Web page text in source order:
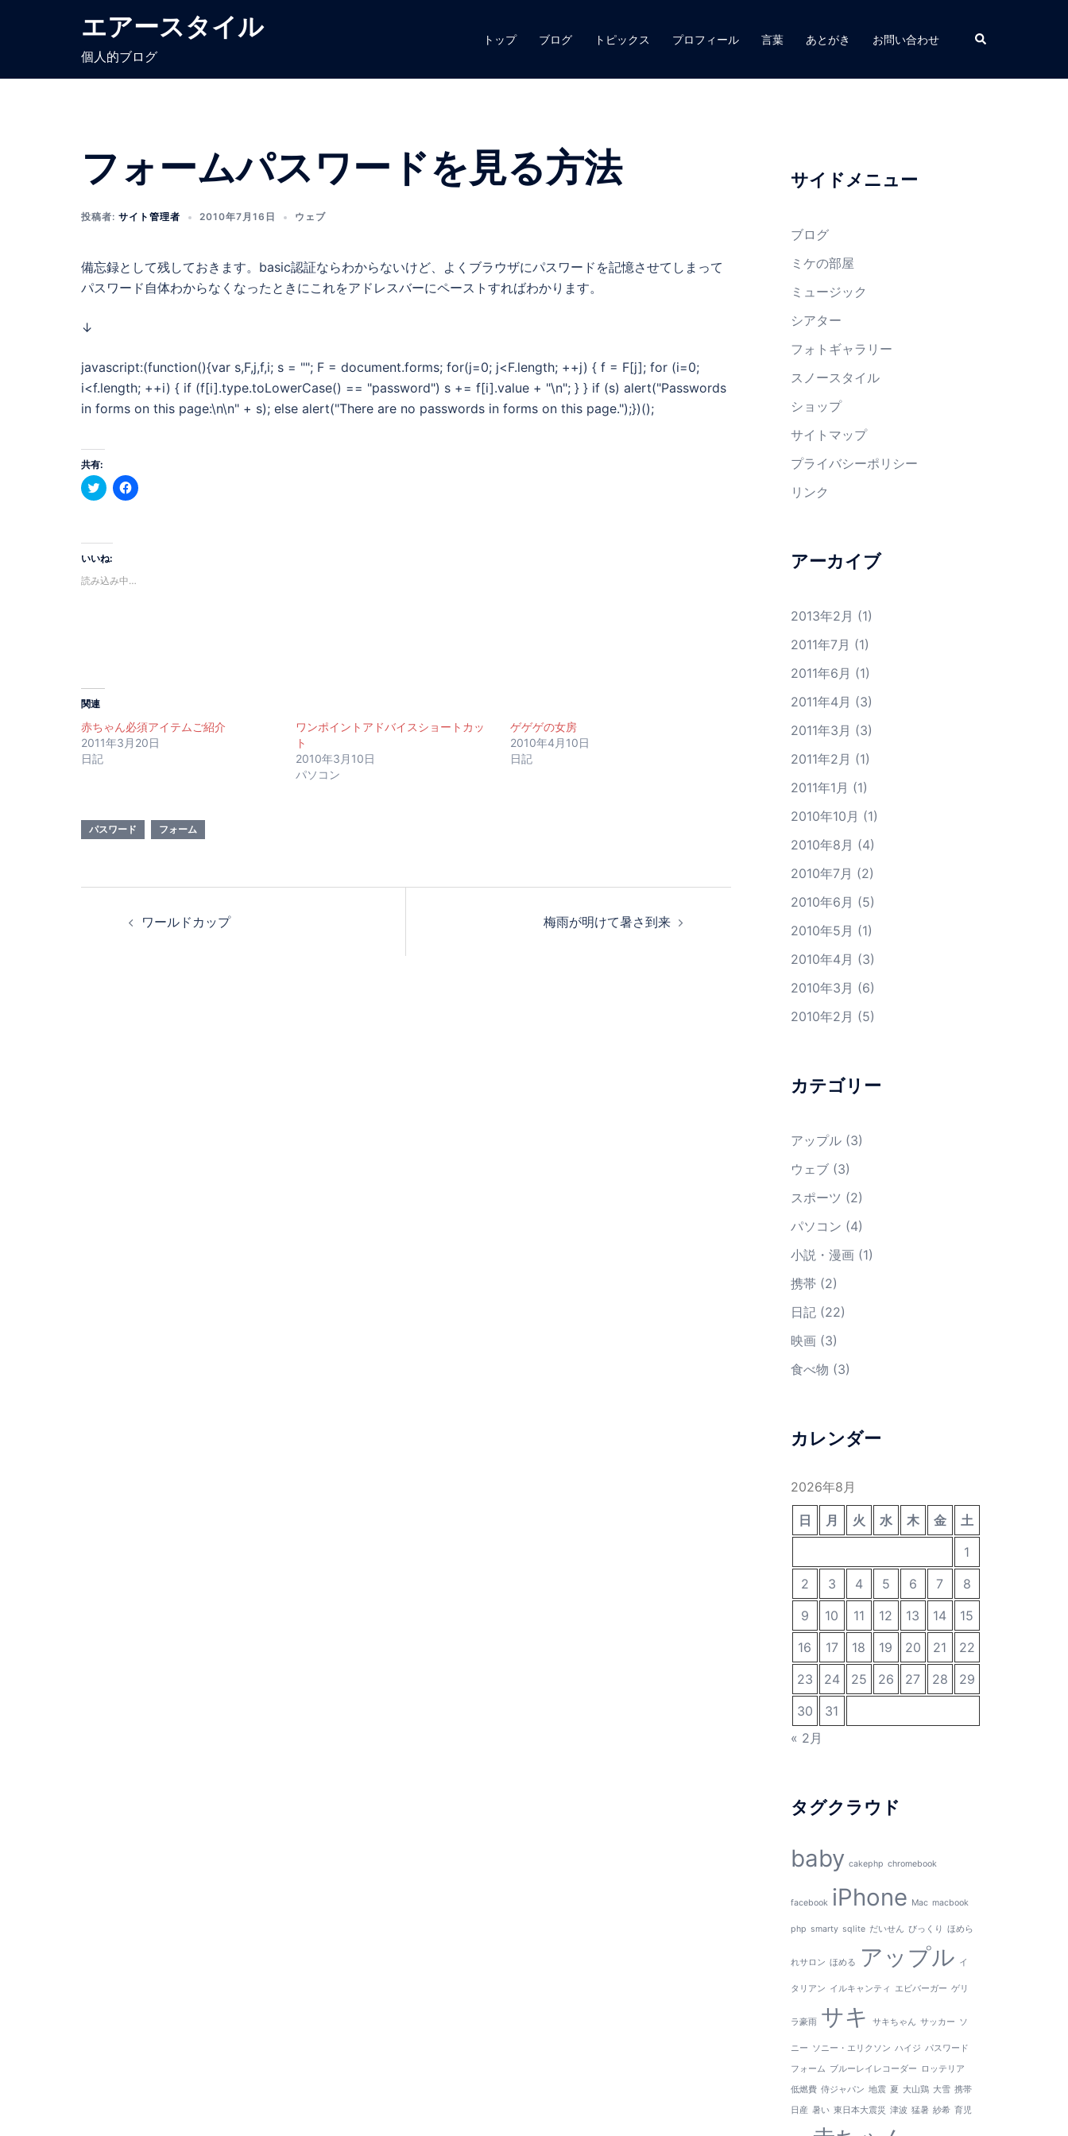
エアースタイル
個人的ブログ
トップ ブログ トピックス プロフィール 言葉 あとがき お問い合わせ
検
索
フォームパスワードを見る方法
投稿者: サイト管理者 2010年7月16日 ウェブ
備忘録として残しておきます。basic認証ならわからないけど、よくブラウザにパスワードを記憶させてしまって
パスワード自体わからなくなったときにこれをアドレスバーにペーストすればわかります。
↓
javascript:(function(){var s,F,j,f,i; s = ""; F = document.forms; for(j=0; j<F.length; ++j) { f = F[j]; for (i=0;
i<f.length; ++i) { if (f[i].type.toLowerCase() == "password") s += f[i].value + "\n"; } } if (s) alert("Passwords
in forms on this page:\n\n" + s); else alert("There are no passwords in forms on this page.");})();
共有:
ク
リ
Twitter
で
有
(新
き
Facebook
で
ン
ド
ウ
いいね:
読み込み中…
関連
赤ちゃん必須アイテムご紹介
2011年3月20日
日記
ワンポイントアドバイスショートカッ
ト
2010年3月10日
パソコン
ゲゲゲの女房
2010年4月10日
日記
パスワード フォーム
ワールドカップ 梅雨が明けて暑さ到来
サイドメニュー
ブログ
ミケの部屋
ミュージック
シアター
フォトギャラリー
スノースタイル
ショップ
サイトマップ
プライバシーポリシー
リンク
アーカイブ
2013年2月 (1)
2011年7月 (1)
2011年6月 (1)
2011年4月 (3)
2011年3月 (3)
2011年2月 (1)
2011年1月 (1)
2010年10月 (1)
2010年8月 (4)
2010年7月 (2)
2010年6月 (5)
2010年5月 (1)
2010年4月 (3)
2010年3月 (6)
2010年2月 (5)
カテゴリー
アップル(3)
ウェブ(3)
スポーツ (2)
パソコン (4)
小説・漫画(1)
携帯 (2)
日記(22)
映画(3)
食べ物 (3)
カレンダー
2026年8月
日 月 火 水 木 金
土
1
2
3 4 5 6 7
8
9
10 11 12 13 14
15
16
17 18 19 20 21
22
23
24 25 26 27 28
29
30
31
« 2月
タグクラウド
baby cakephp chromebook
facebook iPhone Mac macbook
php smarty sqlite だいせん びっくり ほめら
れサロン ほめる アップル イ
タリアン イルキャンティ エビバーガー ゲリ
ラ豪雨 サキ サキちゃん サッカー ソ
ニー ソニー・エリクソン ハイジ パスワード
フォーム ブルーレイレコーダー
ロッテリア
低燃費 侍ジャパン 地震 夏 大山鶏 大雪 携帯
日産 暑い 東日本大震災 津波 猛暑 紗希 育児